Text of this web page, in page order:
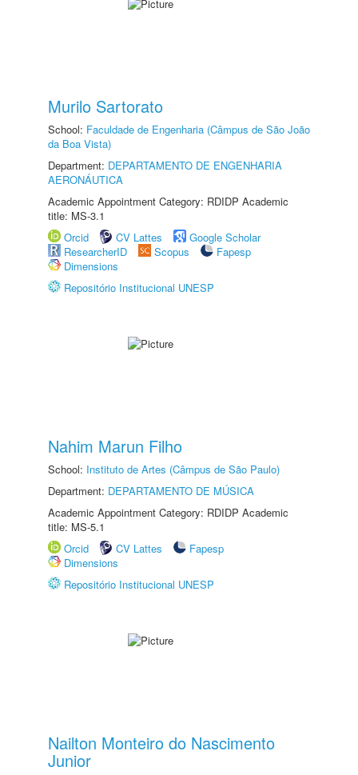
Murilo Sartorato
School: Faculdade de Engenharia (Câmpus de São João
da Boa Vista)
Department: DEPARTAMENTO DE ENGENHARIA
AERONÁUTICA
Academic Appointment Category: RDIDP Academic
title: MS-3.1
Orcid
CV Lattes
Google Scholar
ResearcherID
Scopus
Fapesp
Dimensions
Repositório Institucional UNESP
Nahim Marun Filho
School: Instituto de Artes (Câmpus de São Paulo)
Department: DEPARTAMENTO DE MÚSICA
Academic Appointment Category: RDIDP Academic
title: MS-5.1
Orcid
CV Lattes
Fapesp
Dimensions
Repositório Institucional UNESP
Nailton Monteiro do Nascimento
Junior